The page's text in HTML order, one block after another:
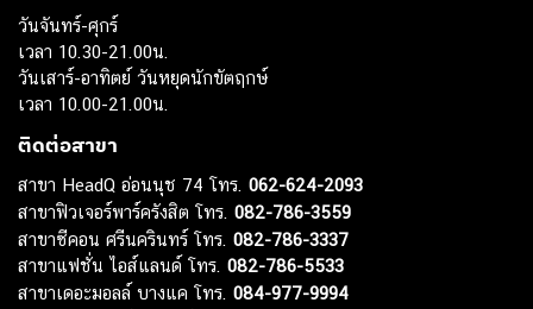
วันจันทร์-ศุกร์
เวลา 10.30-21.00น.
วันเสาร์-อาทิตย์ วันหยุดนักขัตฤกษ์
เวลา 10.00-21.00น.
ติดต่อสาขา
สาขา HeadQ อ่อนนุช 74 โทร. 062-624-2093
สาขาฟิวเจอร์พาร์ครังสิต โทร. 082-786-3559
สาขาซีคอน ศรีนครินทร์ โทร. 082-786-3337
สาขาแฟชั่น ไอส์แลนด์ โทร. 082-786-5533
สาขาเดอะมอลล์ บางแค โทร. 084-977-9994